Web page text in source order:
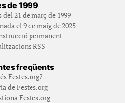
de 1999
21 de març de 1999
el 9 de maig de 2025
permanent
RSS
freqüents
Festes.org?
de Festes.org
Festes.org